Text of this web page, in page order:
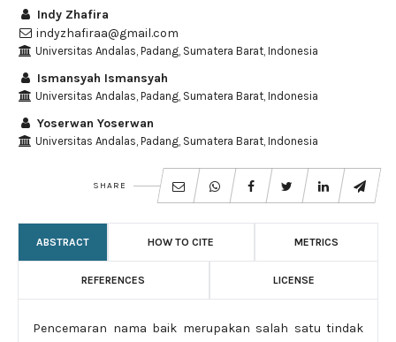
Indy Zhafira
indyzhafiraa@gmail.com
Universitas Andalas, Padang, Sumatera Barat, Indonesia
Ismansyah Ismansyah
Universitas Andalas, Padang, Sumatera Barat, Indonesia
Yoserwan Yoserwan
Universitas Andalas, Padang, Sumatera Barat, Indonesia
SHARE
ABSTRACT HOW TO CITE METRICS
REFERENCES LICENSE
Pencemaran nama baik merupakan salah satu tindak